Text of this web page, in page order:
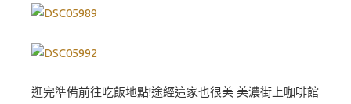
逛完準備前往吃飯地點!途經這家也很美 美濃街上咖啡館